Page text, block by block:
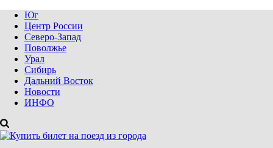
Юг
Центр России
Северо-Запад
Поволжье
Урал
Сибирь
Дальний Восток
Новости
ИНФО